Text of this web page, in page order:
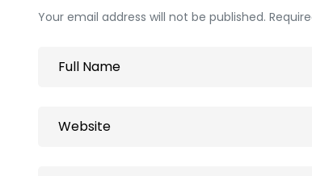
Your email address will not be published.